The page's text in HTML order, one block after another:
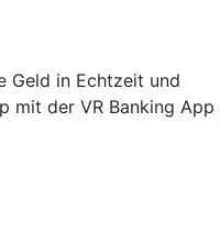
Geld in Echtzeit und
mit der VR Banking App